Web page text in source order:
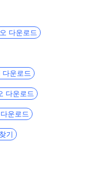
한국 드라마
와 같은 최
의 사이트
드 방법]
에서 영화
목을 포함
다운로드
운로드
다운로드
운로드
기